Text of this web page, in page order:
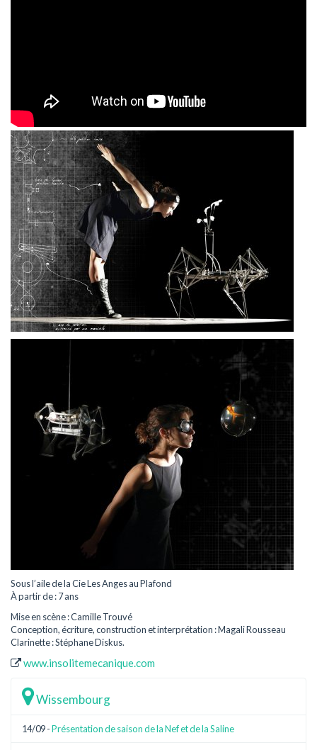
Sous l’aile de la Cie Les Anges au Plafond
À partir de : 7 ans
Mise en scène : Camille Trouvé
Conception, écriture, construction et interprétation : Magali Rousseau
Clarinette : Stéphane Diskus.
www.insolitemecanique.com
Wissembourg
14/09 -Présentation de saison de la Nef et de la Saline